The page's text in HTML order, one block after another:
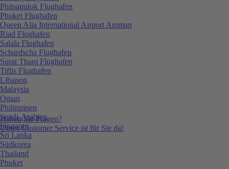
Haben Sie Fragen?
Unser Customer Service ist für Sie da!
Phitsanulok Flughafen
Phuket Flughafen
Queen Alia International Airport Amman
Riad Flughafen
Salala Flughafen
Schardscha Flughafen
Surat Thani Flughafen
Tiflis Flughafen
Libanon
Malaysia
Oman
Philippinen
Saudi-Arabien
Singapur
Sri Lanka
Südkorea
Thailand
Phuket